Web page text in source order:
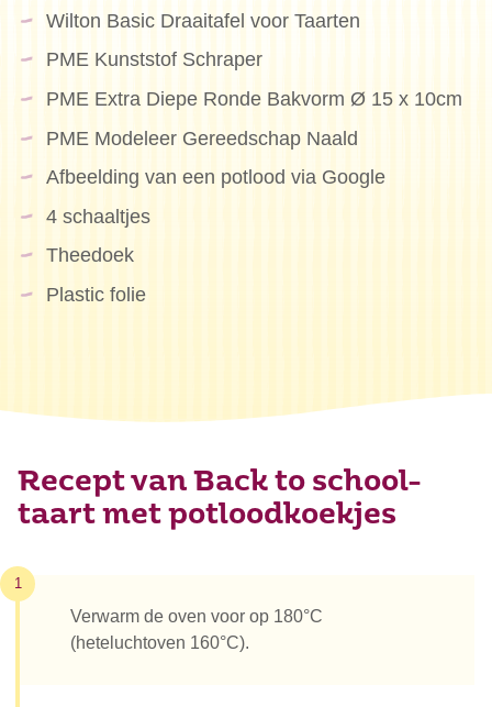
Wilton Basic Draaitafel voor Taarten
PME Kunststof Schraper
PME Extra Diepe Ronde Bakvorm Ø 15 x 10cm
PME Modeleer Gereedschap Naald
Afbeelding van een potlood via Google
4 schaaltjes
Theedoek
Plastic folie
Recept van Back to school-
taart met potloodkoekjes
1
Verwarm de oven voor op 180°C
(heteluchtoven 160°C).